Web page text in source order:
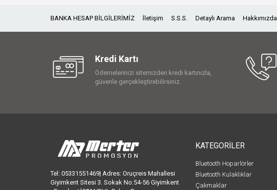
BANKA HESAP BİLGİLERİMİZ İletişim S.S.S. Detaylı Arama Hakkımızda
Kredi Kartı
Ödemelerinizi sitemizden kredi kartınızla,
güvenle gerçekleştirebilirsiniz.
Tel: 05331551469| Adres: Oruçreis Mahallesi
Giyimkent Sitesi 3. Sokak No:54-56 Giyimkent
KATEGORİLER
Bluetooth Hoparlörler
Bluetooth Kulaklıklar
Çakmaklar